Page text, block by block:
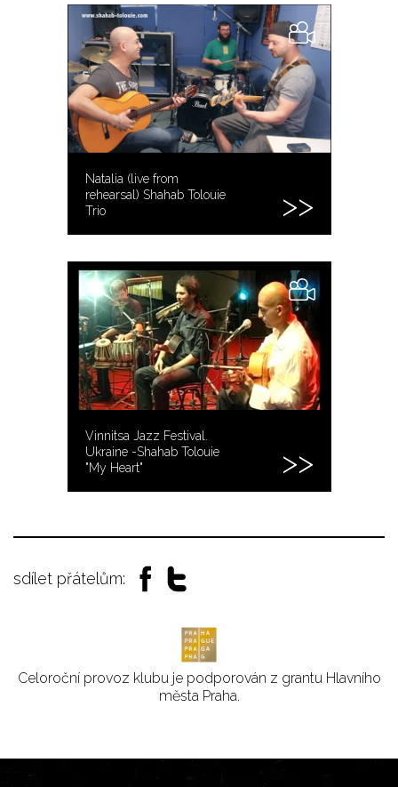
Natalia (live from
rehearsal) Shahab Tolouie
Trio
Vinnitsa Jazz Festival.
Ukraine -Shahab Tolouie
"My Heart"
sdílet přátelům:
Celoroční provoz klubu je podporován z grantu Hlavního
města Praha.